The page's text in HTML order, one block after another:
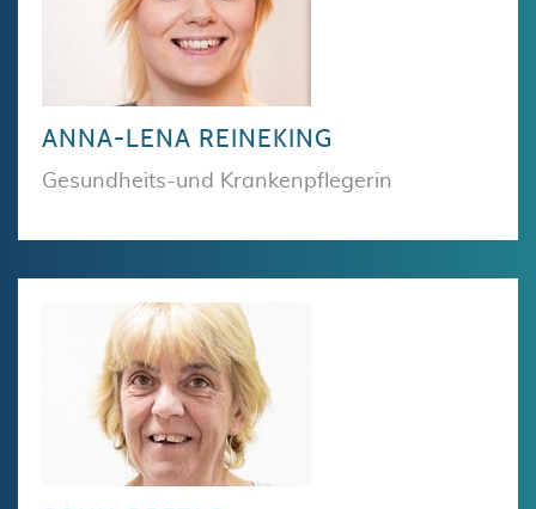
ANNA-LENA REINEKING
Gesundheits-und Krankenpflegerin